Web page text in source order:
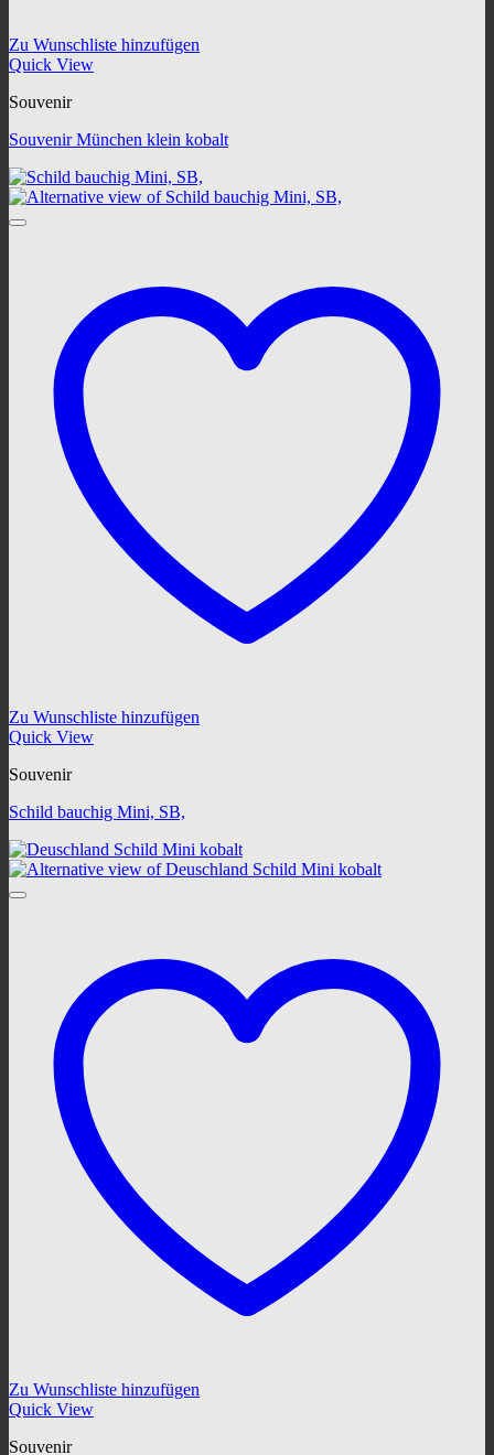
Zu Wunschliste hinzufügen
Quick View
Souvenir
Souvenir München klein kobalt
Zu Wunschliste hinzufügen
Quick View
Souvenir
Schild bauchig Mini, SB,
Zu Wunschliste hinzufügen
Quick View
Souvenir